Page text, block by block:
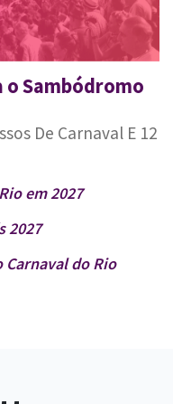
o Sambódromo
De Carnaval E 12
em 2027
2027
Carnaval do Rio